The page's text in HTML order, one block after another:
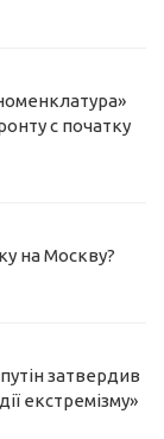
с початку
на Москву?
затвердив
екстремізму»